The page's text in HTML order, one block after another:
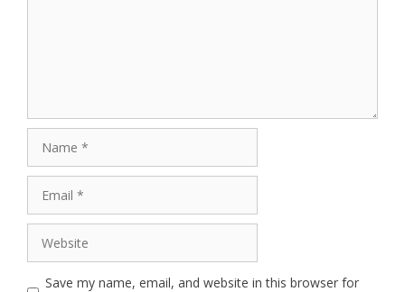
Save my name, email, and website in this browser for